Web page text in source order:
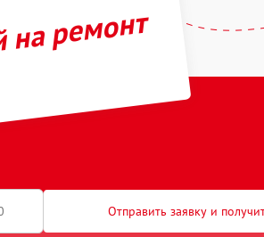
ремонт
Отправить заявку и